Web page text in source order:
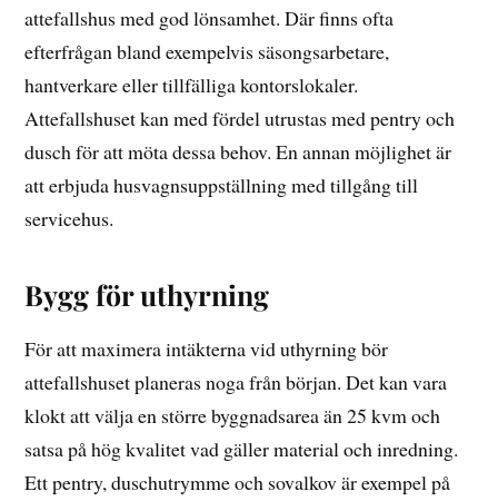
attefallshus med god lönsamhet. Där finns ofta
efterfrågan bland exempelvis säsongsarbetare,
hantverkare eller tillfälliga kontorslokaler.
Attefallshuset kan med fördel utrustas med pentry och
dusch för att möta dessa behov. En annan möjlighet är
att erbjuda husvagnsuppställning med tillgång till
servicehus.
Bygg för uthyrning
För att maximera intäkterna vid uthyrning bör
attefallshuset planeras noga från början. Det kan vara
klokt att välja en större byggnadsarea än 25 kvm och
satsa på hög kvalitet vad gäller material och inredning.
Ett pentry, duschutrymme och sovalkov är exempel på